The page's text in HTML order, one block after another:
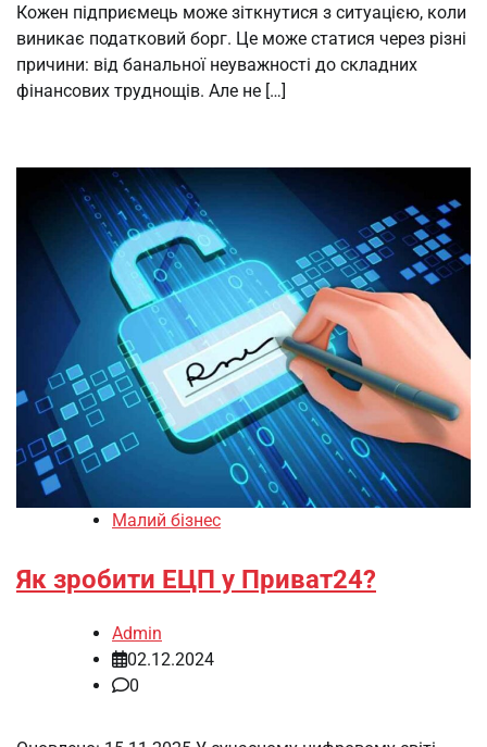
Кожен підприємець може зіткнутися з ситуацією, коли
виникає податковий борг. Це може статися через різні
причини: від банальної неуважності до складних
фінансових труднощів. Але не […]
Малий бізнес
Як зробити ЕЦП у Приват24?
Admin
02.12.2024
0